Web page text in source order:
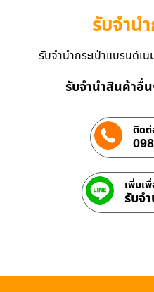
รับจำน
รับจำนำกระเป๋าแบรนด์เ
รับจำนำสินค้าอื่
ติดต่
เพิ่มเ
รับจํ